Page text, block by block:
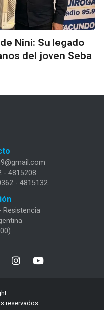
Nini: Su legado
del joven Seba
- 4815208
- 4815132
Resistencia
reservados.